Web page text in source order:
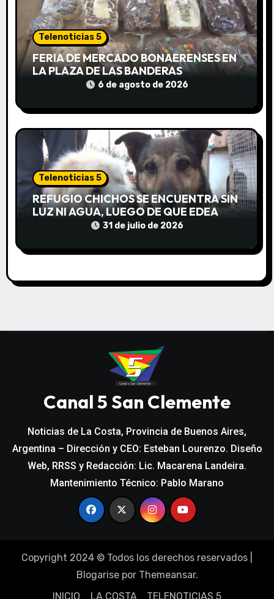
a
d
s
Telenoticias 5
FERIA DE MERCADO BONAERENSES EN
LA PLAZA DE LAS BANDERAS
6 de agosto de 2026
Telenoticias 5
REFUGIO CHICHOS SE ENCUENTRA SIN
LUZ NI AGUA, LUEGO DE QUE EDEA
CORTARA EL SUMINISTRO SIN AVISO
31 de julio de 2026
Canal 5 San Clemente
Noticias de La Costa, Provincia de Buenos Aires,
Argentina – Dirección y CEO: Esteban Lourenzo. Diseño
Web, RRSS y Redacción: Lic. Macarena Landeira.
Mantenimiento Técnico: Pablo Marano
Copyright 2024 © Todos los derechos reservados
Blogarisepor Themeansar.
INICIO
LA COSTA TELENOTICIAS 5